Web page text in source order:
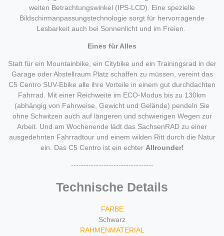
weiten Betrachtungswinkel (IPS-LCD). Eine spezielle
Bildschirmanpassungstechnologie sorgt für hervorragende
Lesbarkeit auch bei Sonnenlicht und im Freien.
Eines für Alles
Statt für ein Mountainbike, ein Citybike und ein Trainingsrad in der
Garage oder Abstellraum Platz schaffen zu müssen, vereint das
C5 Centro SUV-Ebike alle ihre Vorteile in einem gut durchdachten
Fahrrad. Mit einer Reichweite im ECO-Modus bis zu 130km
(abhängig von Fahrweise, Gewicht und Gelände) pendeln Sie
ohne Schwitzen auch auf längeren und schwierigen Wegen zur
Arbeit. Und am Wochenende lädt das SachsenRAD zu einer
ausgedehnten Fahrradtour und einem wilden Ritt durch die Natur
ein. Das C5 Centro ist ein echter Allrounder!
---------------------------------
Technische Details
FARBE
Schwarz
RAHMENMATERIAL